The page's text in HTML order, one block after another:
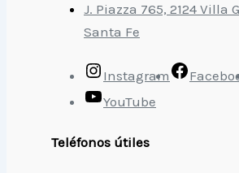
J. Piazza 765, 2124 Villa
Santa Fe
Instagram
YouTube
Teléfonos útiles